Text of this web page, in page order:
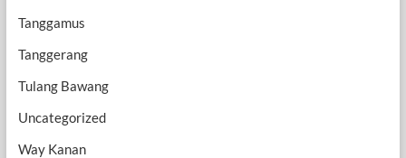
Tanggamus
Tanggerang
Tulang Bawang
Uncategorized
Way Kanan